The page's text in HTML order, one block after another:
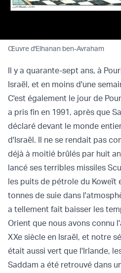
Œuvre d'Elhanan ben-Avraham
Il y a quarante-sept ans, à
Israël, et en moins d'une
C'est également le jour de
a pris fin en 1991, après que
déclaré devant le monde
d'Israël. Il ne se rendait pas
déjà à moitié brûlés par huit
lancé ses terribles missiles
les puits de pétrole du Koweït
tonnes de suie dans
a tellement fait baisser les
Orient que nous avons connu
XXe siècle en Israël, et notre
était aussi vert que l'Irlande,
Saddam a été retrouvé dans